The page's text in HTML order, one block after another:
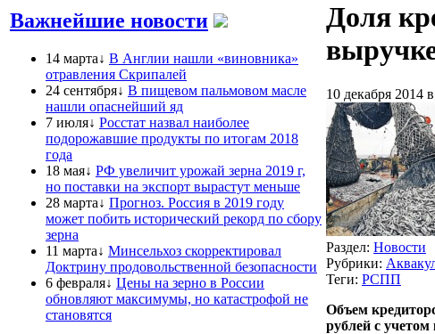
Важнейшие новости
14 марта↓ В Англии нашли «виновника»
отравления Скрипалей
24 сентября↓ В пищевом пальмовом масле
нашли опаснейший яд
7 июля↓ Росстат назвал наиболее
подорожавшие продукты по итогам 2018
года
18 мая↓ РФ увеличит урожай зерна 2019 г,
но поставки на экспорт вырастут меньше
28 марта↓ Прогноз. Россия в 2019 году
может побить исторический рекорд по сбору
зерна
11 марта↓ Минсельхоз скорректировал
Доктрину продовольственной безопасности
6 февраля↓ Цены на зерно в России
обновляют максимумы, но катастрофой не
становятся
Доля
10 декабря 2014
Раздел: Новости
Рубрики:
Теги: РСПП
Объем
рублей с